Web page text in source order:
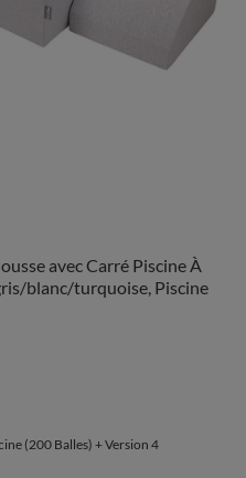
avec Carré Piscine À
blanc/turquoise, Piscine
(200 Balles) + Version 4